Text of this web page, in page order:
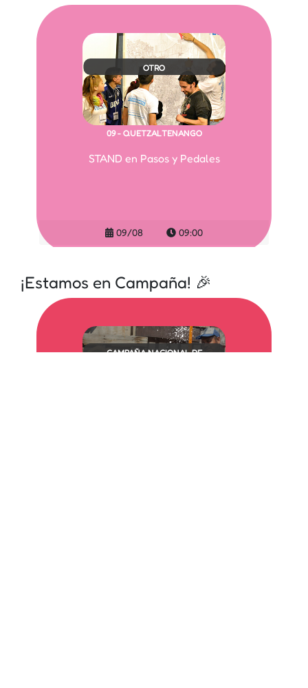
OTRO
09 - QUETZALTENANGO
STAND en Pasos y Pedales
09/08 09:00
¡Estamos en Campaña! 🎉
CAMPAÑA NACIONAL DE